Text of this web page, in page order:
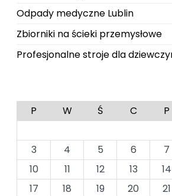
Odpady medyczne Lublin
Zbiorniki na ścieki przemysłowe
Profesjonalne stroje dla
P W Ś C P
3
4 5 6 7
10
11 12 13 14
17
18 19 20 21